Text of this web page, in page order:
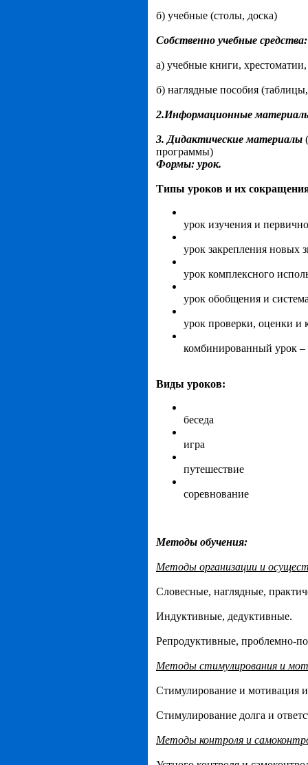
б) учебные (столы, доска)
Собственно учебные средства:
а) учебные книги,
б) наглядные пособия
2.Информационные
3. Дидактические материалы
программы)
Формы: урок.
Типы уроков и их
урок изучения и
урок закрепления
урок комплексного
урок обобщения и
урок проверки, оценки
комбинированный урок
Виды уроков:
беседа
игра
путешествие
соревнование
Методы обучения:
Методы организации и
Словесные, наглядные,
Индуктивные, дедуктивные.
Репродуктивные, проблемно-
Методы стимулирования и
Стимулирование и мотивация
Стимулирование долга и
Методы контроля и